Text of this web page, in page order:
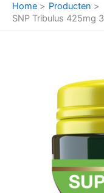
Home
Producten
SNP Tribulus 425mg